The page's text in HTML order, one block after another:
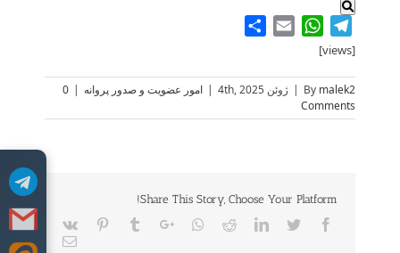
Telegram
WhatsApp
Email
[views]
By malek2
| ژوئن 4th, 2025 | امور عضویت و صدور پروانه |
0
Comments
Share This Story, Choose Your Platform!
Facebook
Twitter
LinkedIn
Reddit
Whatsapp
Google+
Tumblr
Pinterest
Vk
Email